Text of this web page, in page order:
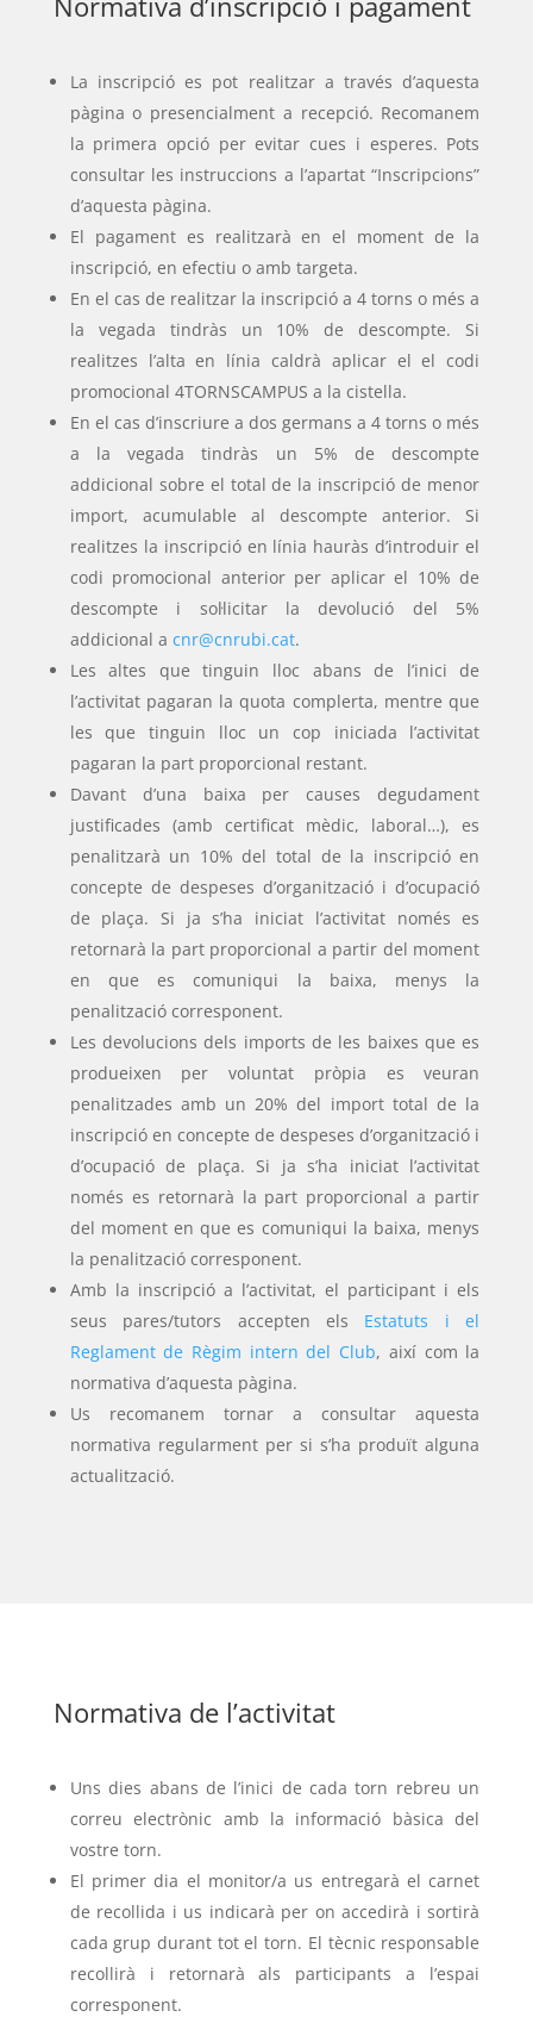
La inscripció es pot realitzar a través d’aquesta
pàgina o presencialment a recepció. Recomanem
la primera opció per evitar cues i esperes. Pots
consultar les instruccions a l’apartat “Inscripcions”
d’aquesta pàgina.
El pagament es realitzarà en el moment de la
inscripció, en efectiu o amb targeta.
En el cas de realitzar la inscripció a 4 torns o més a
la vegada tindràs un 10% de descompte. Si
realitzes l’alta en línia caldrà aplicar el el codi
promocional 4TORNSCAMPUS a la cistella.
En el cas d’inscriure a dos germans a 4 torns o més
a la vegada tindràs un 5% de descompte
addicional sobre el total de la inscripció de menor
import, acumulable al descompte anterior. Si
realitzes la inscripció en línia hauràs d’introduir el
codi promocional anterior per aplicar el 10% de
descompte i sol·licitar la devolució del 5%
addicional a cnr@cnrubi.cat.
Les altes que tinguin lloc abans de l’inici de
l’activitat pagaran la quota complerta, mentre que
les que tinguin lloc un cop iniciada l’activitat
pagaran la part proporcional restant.
Davant d’una baixa per causes degudament
justificades (amb certificat mèdic, laboral…), es
penalitzarà un 10% del total de la inscripció en
concepte de despeses d’organització i d’ocupació
de plaça. Si ja s’ha iniciat l’activitat només es
retornarà la part proporcional a partir del moment
en que es comuniqui la baixa, menys la
penalització corresponent.
Les devolucions dels imports de les baixes que es
produeixen per voluntat pròpia es veuran
penalitzades amb un 20% del import total de la
inscripció en concepte de despeses d’organització i
d’ocupació de plaça. Si ja s’ha iniciat l’activitat
només es retornarà la part proporcional a partir
del moment en que es comuniqui la baixa, menys
la penalització corresponent.
Amb la inscripció a l’activitat, el participant i els
seus pares/tutors accepten els Estatuts i el
Reglament de Règim intern del Club, així com la
normativa d’aquesta pàgina.
Us recomanem tornar a consultar aquesta
normativa regularment per si s’ha produït alguna
actualització.
Normativa de l’activitat
Uns dies abans de l’inici de cada torn rebreu un
correu electrònic amb la informació bàsica del
vostre torn.
El primer dia el monitor/a us entregarà el carnet
de recollida i us indicarà per on accedirà i sortirà
cada grup durant tot el torn. El tècnic responsable
recollirà i retornarà als participants a l’espai
corresponent.